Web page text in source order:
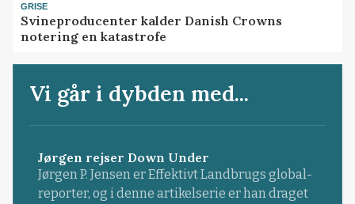
GRISE
Svineproducenter kalder Danish Crowns
notering en katastrofe
Vi går i dybden med...
Jørgen rejser Down Under
Jørgen P. Jensen er Effektivt Landbrugs global-
reporter, og i denne artikelserie er han draget